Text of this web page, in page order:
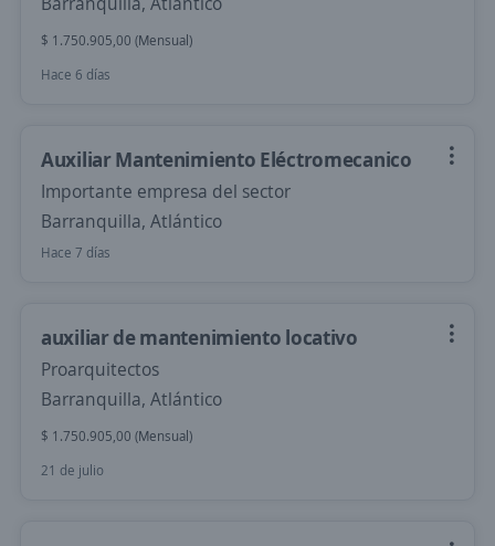
$ 1.750.905,00 (Mensual)
Hace 6 días
Auxiliar Mantenimiento Eléctromecanico
Importante empresa del sector
Barranquilla, Atlántico
Hace 7 días
auxiliar de mantenimiento locativo
Proarquitectos
Barranquilla, Atlántico
$ 1.750.905,00 (Mensual)
21 de julio